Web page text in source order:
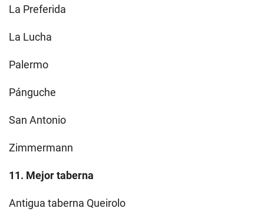
La Preferida
La Lucha
Palermo
Pánguche
San Antonio
Zimmermann
11. Mejor taberna
Antigua taberna Queirolo